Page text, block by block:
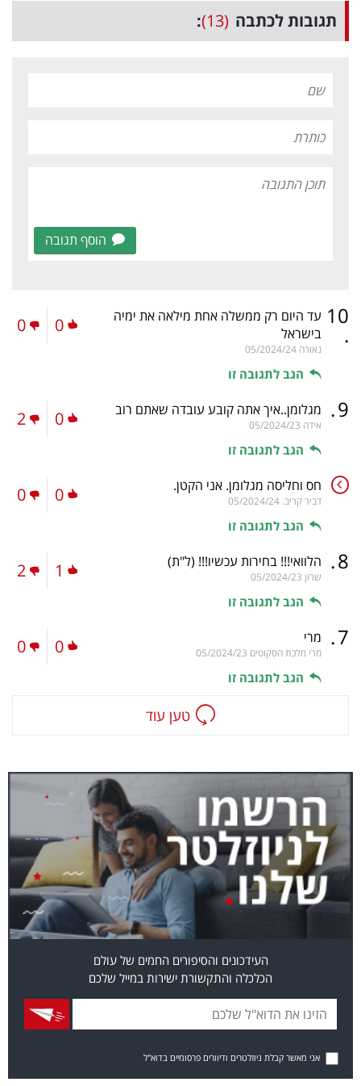
תגובות לכתבה (13)
:
הוסף תגובה
10
.
עד היום רק ממשלה אחת מילאה את ימיה
בישראל
נאורה 05/2024/24
הגב לתגובה זו
0
0
9
. מגלומן..איך אתה קובע עובדה שאתם רוב
אידה 05/2024/23
הגב לתגובה זו
0
2
חס וחליסה מגלומן. אני הקטן.
דביר קריב. 05/2024/24
הגב לתגובה זו
0
0
8
. הלוואי!!! בחירות עכשיו!!! (ל"ת)
שרון 05/2024/23
הגב לתגובה זו
1
2
7
. מרי
מרי מלכת הסקוטים 05/2024/23
הגב לתגובה זו
0
0
טען עוד
העידכונים והסיפורים החמים של עולם
הכלכלה והתקשורת ישירות במייל שלכם
אני מאשר קבלת ניוזלטרים ודיוורים פרסומיים בדוא"ל